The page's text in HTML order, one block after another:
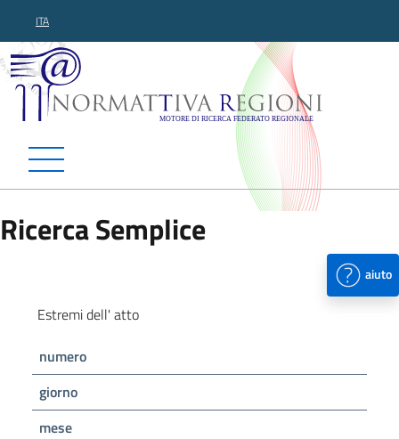
ITA
Normattiva Regioni -
Ricerca Semplice
aiuto
Estremi dell' atto
numero
giorno
mese